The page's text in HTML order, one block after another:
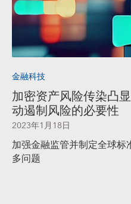
金融科技
加密资产风险传染凸
动遏制风险的必要性
2023年1月18日
加强金融监管并制定全球
多问题